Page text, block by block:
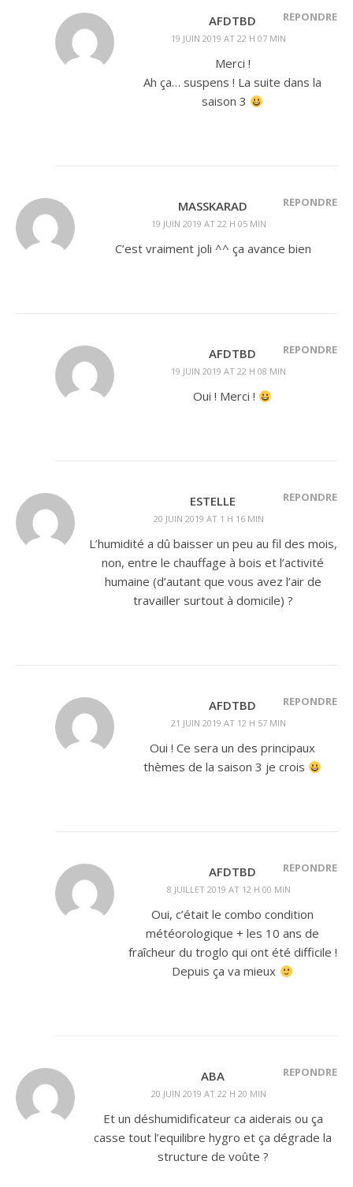
AFDTBD
19 JUIN 2019 AT 22 H 07 MIN
RÉPONDRE
Merci !
Ah ça… suspens ! La suite dans la
saison 3
MASSKARAD
19 JUIN 2019 AT 22 H 05 MIN
RÉPONDRE
C’est vraiment joli ^^ ça avance bien
AFDTBD
19 JUIN 2019 AT 22 H 08 MIN
RÉPONDRE
Oui ! Merci !
ESTELLE
20 JUIN 2019 AT 1 H 16 MIN
RÉPONDRE
L’humidité a dû baisser un peu au fil des mois,
non, entre le chauffage à bois et l’activité
humaine (d’autant que vous avez l’air de
travailler surtout à domicile) ?
AFDTBD
21 JUIN 2019 AT 12 H 57 MIN
RÉPONDRE
Oui ! Ce sera un des principaux
thèmes de la saison 3 je crois
AFDTBD
8 JUILLET 2019 AT 12 H 00 MIN
RÉPONDRE
Oui, c’était le combo condition
météorologique + les 10 ans de
fraîcheur du troglo qui ont été difficile !
Depuis ça va mieux
ABA
20 JUIN 2019 AT 22 H 20 MIN
RÉPONDRE
Et un déshumidificateur ca aiderais ou ça
casse tout l’equilibre hygro et ça dégrade la
structure de voûte ?